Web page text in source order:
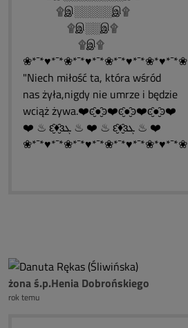
۩இ░░░░░இ۩
۩இ░░இ۩
۩இ۩
❀*¯*♥*¯*❀*¯*♥*¯*❀*¯*♥*¯*❀*♥*¯*❀
"Niech miłość ta, która wśród
nas żyła,nigdy nie umrze i będzie
wciąż żywa.❤️ͼ̮̑●̮̑ͽ❤️ͼ̮̑●̮̑ͽ❤️ͼ̮̑●̮̑ͽ❤️
❤️ ♨ ԑ̮̑♦̮̑ɜܓ ♨ ❤️ ♨ ԑ̮̑♦̮̑ɜܓ ♨ ❤️
❀*¯*♥*¯*❀*¯*♥*¯*❀*¯*♥*¯*❀*♥*¯*❀
żona ś.p.Henia Dobrońskiego
rok temu